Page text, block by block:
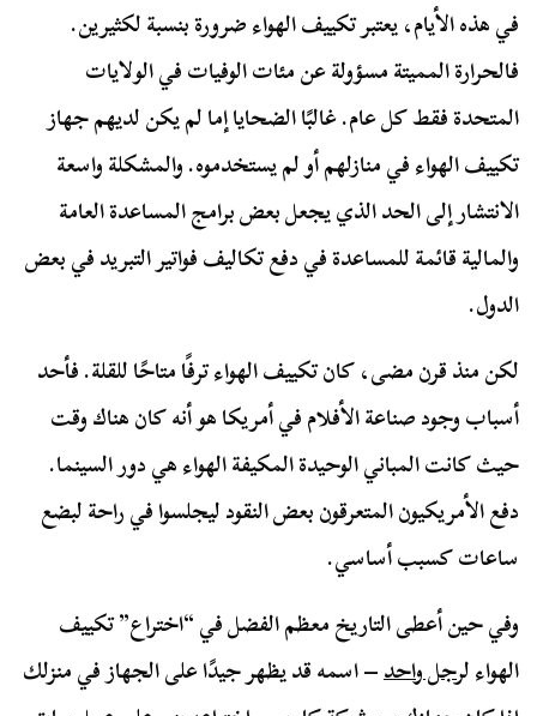
في هذه الأيام، يعتبر تكييف الهواء ضرورة بنسبة لكثيرين.
فالحرارة المميتة مسؤولة عن مئات الوفيات في الولايات
المتحدة فقط كل عام. غالبًا الضحايا إما لم يكن لديهم جهاز
تكييف الهواء في منازلهم أو لم يستخدموه. والمشكلة واسعة
الانتشار إلى الحد الذي يجعل بعض برامج المساعدة العامة
والمالية قائمة للمساعدة في دفع تكاليف فواتير التبريد في بعض
الدول.
لكن منذ قرن مضى، كان تكييف الهواء ترفًا متاحًا للقلة. فأحد
أسباب وجود صناعة الأفلام في أمريكا هو أنه كان هناك وقت
حيث كانت المباني الوحيدة المكيفة الهواء هي دور السينما.
دفع الأمريكيون المتعرقون بعض النقود ليجلسوا في راحة لبضع
ساعات كسبب أساسي.
وفي حين أعطى التاريخ معظم الفضل في “اختراع” تكييف
الهواء لرجل واحد– اسمه قد يظهر جيدًا على الجهاز في منزلك